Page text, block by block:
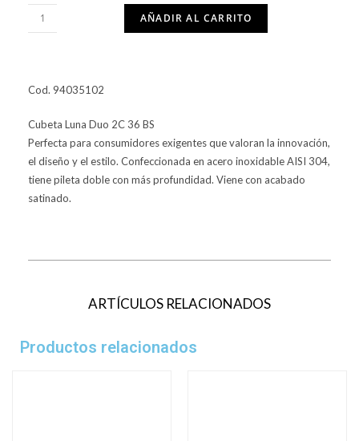
AÑADIR AL CARRITO
Cod. 94035102
Cubeta Luna Duo 2C 36 BS
Perfecta para consumidores exigentes que valoran la innovación,
el diseño y el estilo. Confeccionada en acero inoxidable AISI 304,
tiene pileta doble con más profundidad. Viene con acabado
satinado.
ARTÍCULOS RELACIONADOS
Productos relacionados